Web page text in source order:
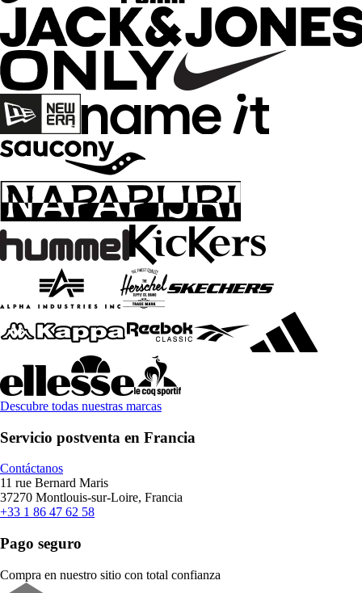
Descubre todas nuestras marcas
Servicio postventa en Francia
Contáctanos
11 rue Bernard Maris
37270 Montlouis-sur-Loire, Francia
+33 1 86 47 62 58
Pago seguro
Compra en nuestro sitio con total confianza